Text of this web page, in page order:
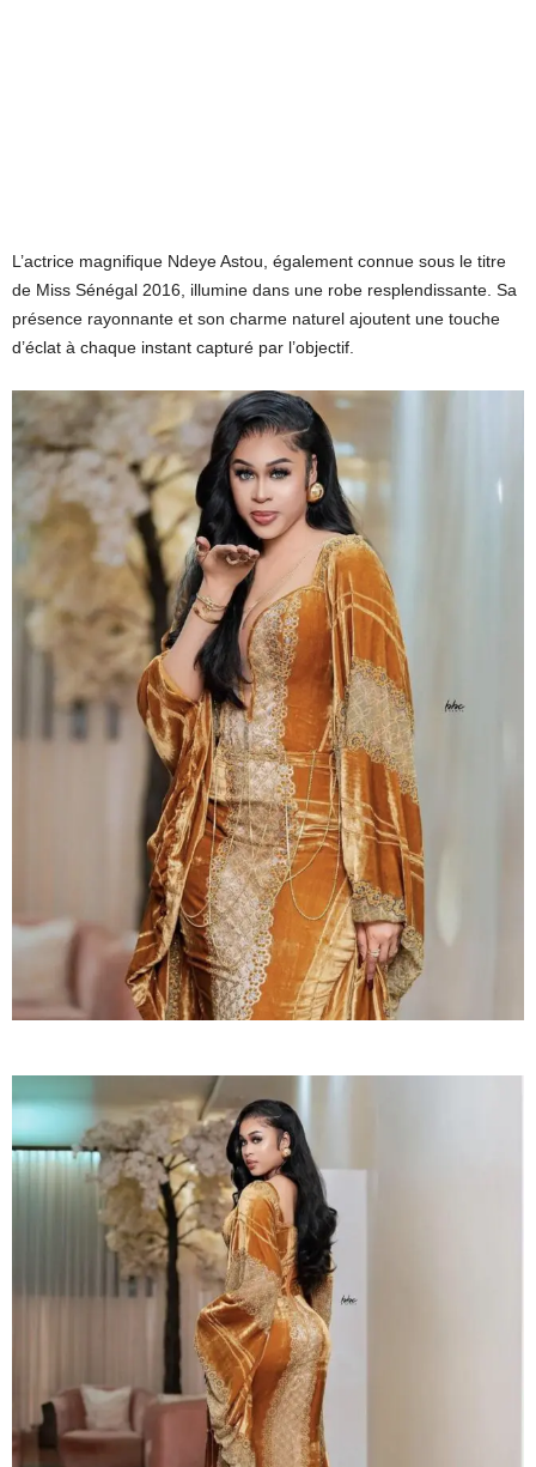
L’actrice magnifique Ndeye Astou, également connue sous le titre
de Miss Sénégal 2016, illumine dans une robe resplendissante. Sa
présence rayonnante et son charme naturel ajoutent une touche
d’éclat à chaque instant capturé par l’objectif.